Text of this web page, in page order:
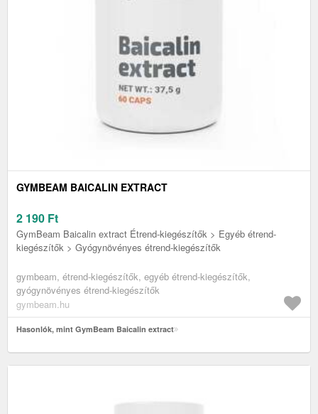
GYMBEAM BAICALIN EXTRACT
2 190 Ft
GymBeam Baicalin extract Étrend-kiegészítők > Egyéb étrend-
kiegészítők > Gyógynövényes étrend-kiegészítők
gymbeam, étrend-kiegészítők, egyéb étrend-kiegészítők,
gyógynövényes étrend-kiegészítők
gymbeam.hu
Hasonlók, mint GymBeam Baicalin extract